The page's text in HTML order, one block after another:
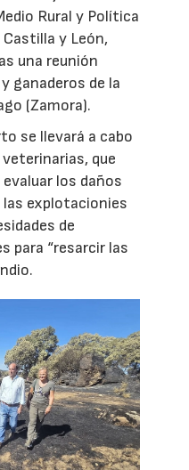
Rural y Política
y León,
una reunión
ganaderos de la
(Zamora).
se llevará a cabo
que
los daños
las explotacionies
de
para “resarcir las